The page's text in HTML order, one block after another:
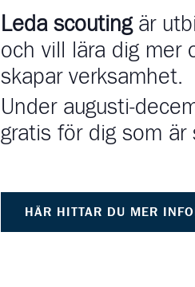
Leda scouting är
och vill lära dig mer
skapar verksamhet.
Under augusti-
gratis för dig som är
HÄR HITTAR DU MER